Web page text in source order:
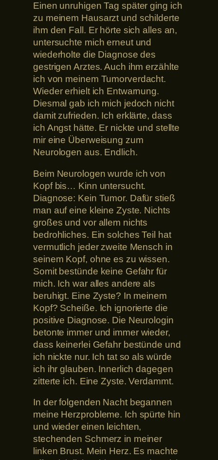
Einen unruhigen Tag später ging ich
zu meinem Hausarzt und schilderte
ihm den Fall. Er hörte sich alles an,
untersuchte mich erneut und
wiederholte die Diagnose des
gestrigen Arztes. Auch ihm erzählte
ich von meinem Tumorverdacht.
Wieder erhielt ich Entwarnung.
Diesmal gab ich mich jedoch nicht
damit zufrieden. Ich erklärte, dass
ich Angst hätte. Er nickte und stellte
mir eine Überweisung zum
Neurologen aus. Endlich.
Beim Neurologen wurde ich von
Kopf bis… Kinn untersucht.
Diagnose: Kein Tumor. Dafür stieß
man auf eine kleine Zyste. Nichts
großes und vor allem nichts
bedrohliches. Ein solches Teil hat
vermutlich jeder zweite Mensch in
seinem Kopf, ohne es zu wissen.
Somit bestünde keine Gefahr für
mich. Ich war alles andere als
beruhigt. Eine Zyste? In meinem
Kopf? Scheiße. Ich ignorierte die
positive Diagnose. Die Neurologin
betonte immer und immer wieder,
dass keinerlei Gefahr bestünde und
ich nickte nur. Ich tat so als würde
ich ihr glauben. Innerlich dagegen
zitterte ich. Eine Zyste. Verdammt.
In der folgenden Nacht begannen
meine Herzprobleme. Ich spürte hin
und wieder einen leichten,
stechenden Schmerz in meiner
linken Brust. Mein Herz. Es machte